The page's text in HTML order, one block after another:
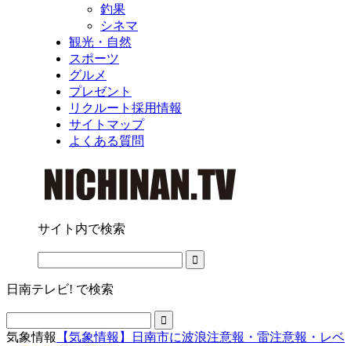
釣果
シネマ
観光・自然
スポーツ
グルメ
プレゼント
リクルート採用情報
サイトマップ
よくある質問
サイト内で検索
日南テレビ! で検索
気象情報
【気象情報】日南市に波浪注意報・雷注意報・レベ